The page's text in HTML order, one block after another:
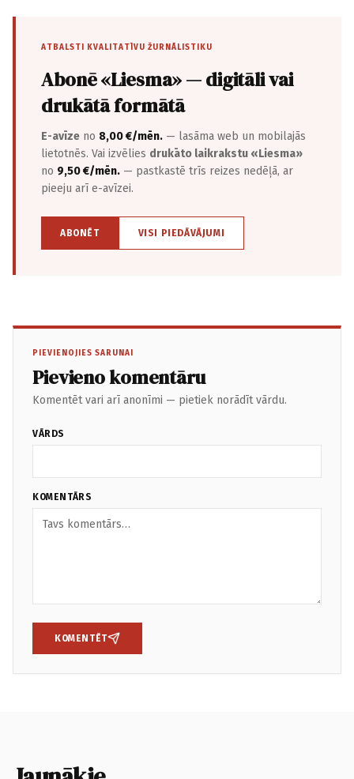
ATBALSTI KVALITATĪVU ŽURNĀLISTIKU
Abonē «Liesma» — digitāli vai
drukātā formātā
E-avīze no 8,00 €/mēn. — lasāma web un mobilajās
lietotnēs. Vai izvēlies drukāto laikrakstu «Liesma»
no 9,50 €/mēn. — pastkastē trīs reizes nedēļā, ar
pieeju arī e-avīzei.
ABONĒT VISI PIEDĀVĀJUMI
PIEVIENOJIES SARUNAI
Pievieno komentāru
Komentēt vari arī anonīmi — pietiek norādīt vārdu.
VĀRDS
KOMENTĀRS
KOMENTĒT